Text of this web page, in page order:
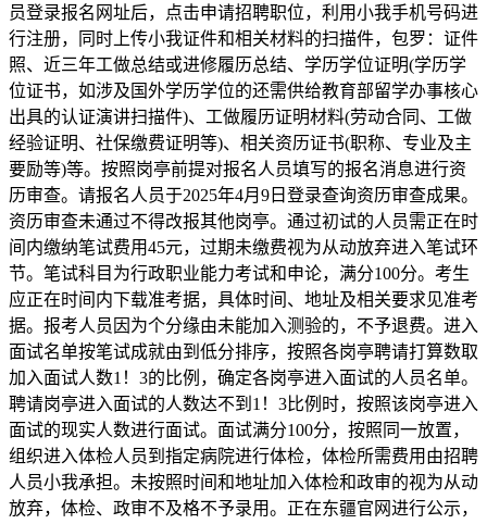
员登录报名网址后，点击申请招聘职位，利用小我手机号码进
行注册，同时上传小我证件和相关材料的扫描件，包罗：证件
照、近三年工做总结或进修履历总结、学历学位证明(学历学
位证书，如涉及国外学历学位的还需供给教育部留学办事核心
出具的认证演讲扫描件)、工做履历证明材料(劳动合同、工做
经验证明、社保缴费证明等)、相关资历证书(职称、专业及主
要励等)等。按照岗亭前提对报名人员填写的报名消息进行资
历审查。请报名人员于2025年4月9日登录查询资历审查成果。
资历审查未通过不得改报其他岗亭。通过初试的人员需正在时
间内缴纳笔试费用45元，过期未缴费视为从动放弃进入笔试环
节。笔试科目为行政职业能力考试和申论，满分100分。考生
应正在时间内下载准考据，具体时间、地址及相关要求见准考
据。报考人员因为个分缘由未能加入测验的，不予退费。进入
面试名单按笔试成就由到低分排序，按照各岗亭聘请打算数取
加入面试人数1！3的比例，确定各岗亭进入面试的人员名单。
聘请岗亭进入面试的人数达不到1！3比例时，按照该岗亭进入
面试的现实人数进行面试。面试满分100分，按照同一放置，
组织进入体检人员到指定病院进行体检，体检所需费用由招聘
人员小我承担。未按照时间和地址加入体检和政审的视为从动
放弃，体检、政审不及格不予录用。正在东疆官网进行公示，